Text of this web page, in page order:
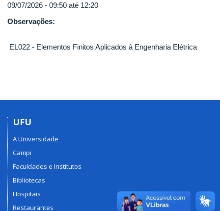
09/07/2026 - 09:50 até 12:20
Observações:
EL022 - Elementos Finitos Aplicados à Engenharia Elétrica
UFU
A Universidade
Campi
Faculdades e Institutos
Bibliotecas
Hospitais
Restaurantes